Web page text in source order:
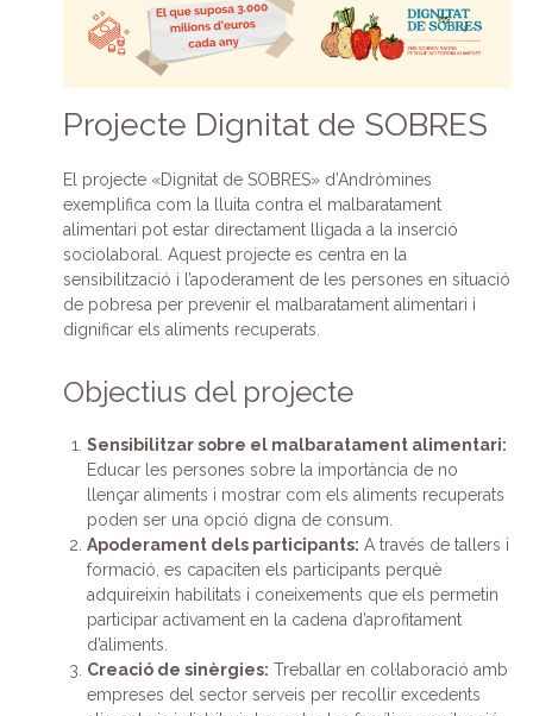
Projecte Dignitat de SOBRES
El projecte «Dignitat de SOBRES» d’Andròmines
exemplifica com la lluita contra el malbaratament
alimentari pot estar directament lligada a la inserció
sociolaboral. Aquest projecte es centra en la
sensibilització i l’apoderament de les persones en situació
de pobresa per prevenir el malbaratament alimentari i
dignificar els aliments recuperats.
Objectius del projecte
Sensibilitzar sobre el malbaratament alimentari:
Educar les persones sobre la importància de no
llençar aliments i mostrar com els aliments recuperats
poden ser una opció digna de consum.
Apoderament dels participants: A través de tallers i
formació, es capaciten els participants perquè
adquireixin habilitats i coneixements que els permetin
participar activament en la cadena d’aprofitament
d’aliments.
Creació de sinèrgies: Treballar en col·laboració amb
empreses del sector serveis per recollir excedents